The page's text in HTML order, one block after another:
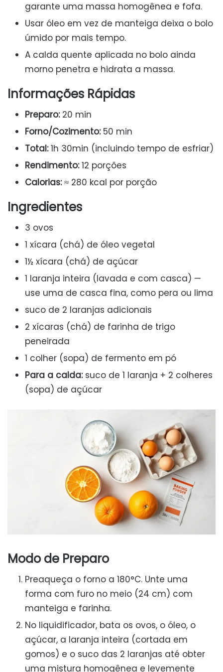
garante uma massa homogênea e fofa.
Usar óleo em vez de manteiga deixa o bolo
úmido por mais tempo.
A calda quente aplicada no bolo ainda
morno penetra e hidrata a massa.
Informações Rápidas
Preparo:20 min
Forno/Cozimento:50 min
Total:1h 30min (incluindo tempo de esfriar)
Rendimento:12 porções
Calorias:≈ 280 kcal por porção
Ingredientes
3 ovos
1 xícara (chá) de óleo vegetal
1½ xícara (chá) de açúcar
1 laranja inteira (lavada e com casca) —
use uma de casca fina, como pera ou lima
suco de 2 laranjas adicionais
2 xícaras (chá) de farinha de trigo
peneirada
1 colher (sopa) de fermento em pó
Para a calda:suco de 1 laranja + 2 colheres
(sopa) de açúcar
Modo de Preparo
Preaqueça o forno a 180°C. Unte uma
forma com furo no meio (24 cm) com
manteiga e farinha.
No liquidificador, bata os ovos, o óleo, o
açúcar, a laranja inteira (cortada em
gomos) e o suco das 2 laranjas até obter
uma mistura homogênea e levemente